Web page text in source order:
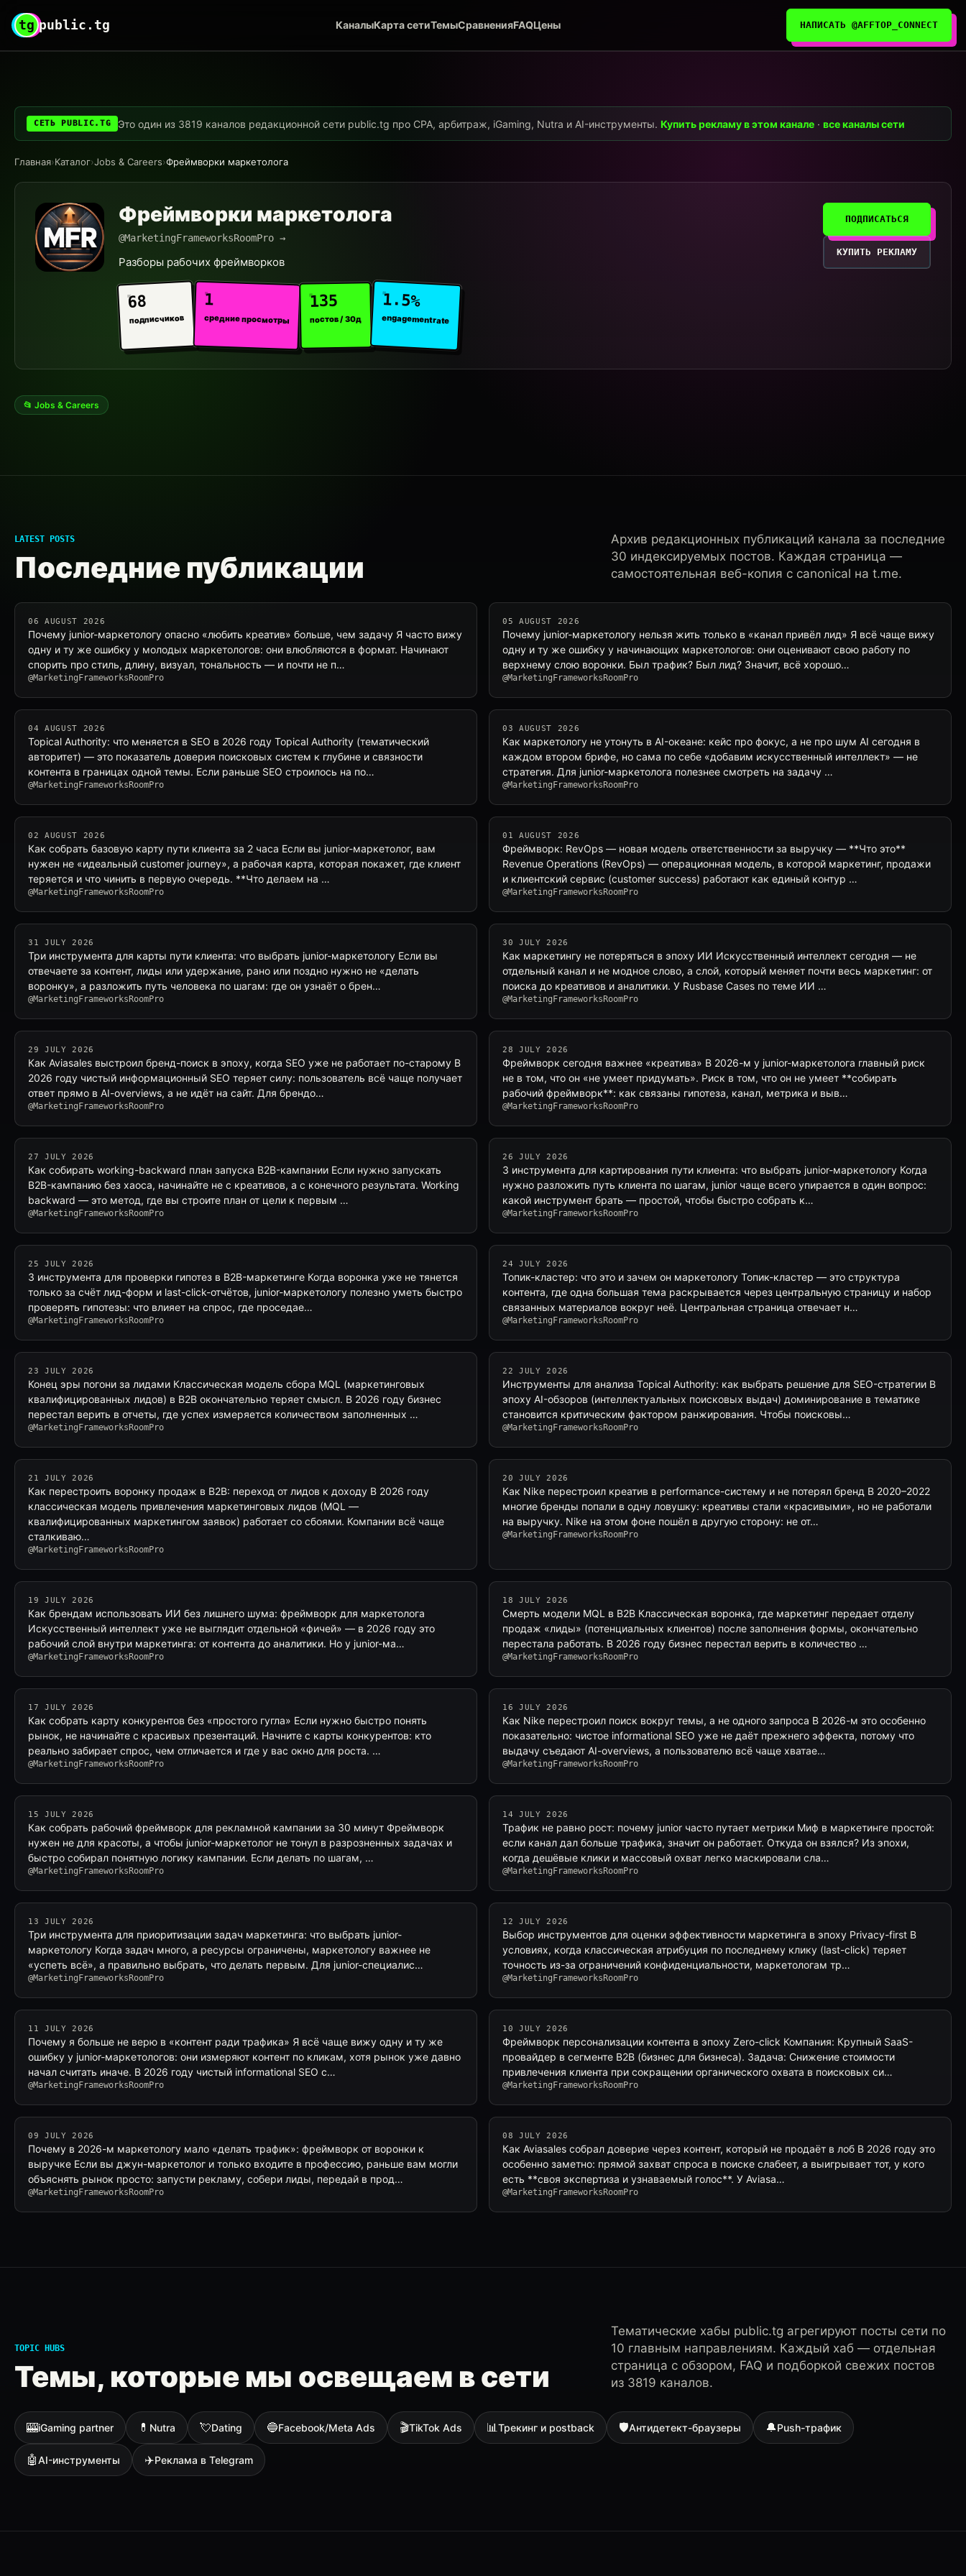
tg public.tg КаналыКарта сетиТемыСравненияFAQЦены НАПИСАТЬ @AFFTOP_CONNECT
СЕТЬ PUBLIC.TG Это один из 3819 каналов редакционной сети public.tg про CPA, арбитраж, iGaming, Nutra и AI-инструменты.Купить рекламу в этом канале ·все каналы сети
Главная›Каталог›Jobs & Careers›Фреймворки маркетолога
Фреймворки маркетолога
@MarketingFrameworksRoomPro →
Разборы рабочих фреймворков
68
подписчиков
1
средние просмотры
135
постов / 30д
1.5%
engagement rate
ПОДПИСАТЬСЯ
КУПИТЬ РЕКЛАМУ
📂 Jobs & Careers
LATEST POSTS
Последние публикации
Архив редакционных публикаций канала за последние
30 индексируемых постов. Каждая страница —
самостоятельная веб-копия с canonical на t.me.
06 AUGUST 2026
Почему junior-маркетологу опасно «любить креатив» больше, чем задачу Я часто вижу
одну и ту же ошибку у молодых маркетологов: они влюбляются в формат. Начинают
спорить про стиль, длину, визуал, тональность — и почти не п…
@MarketingFrameworksRoomPro
05 AUGUST 2026
Почему junior-маркетологу нельзя жить только в «канал привёл лид» Я всё чаще вижу
одну и ту же ошибку у начинающих маркетологов: они оценивают свою работу по
верхнему слою воронки. Был трафик? Был лид? Значит, всё хорошо…
@MarketingFrameworksRoomPro
04 AUGUST 2026
Topical Authority: что меняется в SEO в 2026 году Topical Authority (тематический
авторитет) — это показатель доверия поисковых систем к глубине и связности
контента в границах одной темы. Если раньше SEO строилось на по…
@MarketingFrameworksRoomPro
03 AUGUST 2026
Как маркетологу не утонуть в AI-океане: кейс про фокус, а не про шум AI сегодня в
каждом втором брифе, но сама по себе «добавим искусственный интеллект» — не
стратегия. Для junior-маркетолога полезнее смотреть на задачу …
@MarketingFrameworksRoomPro
02 AUGUST 2026
Как собрать базовую карту пути клиента за 2 часа Если вы junior-маркетолог, вам
нужен не «идеальный customer journey», а рабочая карта, которая покажет, где клиент
теряется и что чинить в первую очередь. **Что делаем на …
@MarketingFrameworksRoomPro
01 AUGUST 2026
Фреймворк: RevOps — новая модель ответственности за выручку — **Что это**
Revenue Operations (RevOps) — операционная модель, в которой маркетинг, продажи
и клиентский сервис (customer success) работают как единый контур …
@MarketingFrameworksRoomPro
31 JULY 2026
Три инструмента для карты пути клиента: что выбрать junior-маркетологу Если вы
отвечаете за контент, лиды или удержание, рано или поздно нужно не «делать
воронку», а разложить путь человека по шагам: где он узнаёт о брен…
@MarketingFrameworksRoomPro
30 JULY 2026
Как маркетингу не потеряться в эпоху ИИ Искусственный интеллект сегодня — не
отдельный канал и не модное слово, а слой, который меняет почти весь маркетинг: от
поиска до креативов и аналитики. У Rusbase Cases по теме ИИ …
@MarketingFrameworksRoomPro
29 JULY 2026
Как Aviasales выстроил бренд-поиск в эпоху, когда SEO уже не работает по-старому В
2026 году чистый информационный SEO теряет силу: пользователь всё чаще получает
ответ прямо в AI-overviews, а не идёт на сайт. Для брендо…
@MarketingFrameworksRoomPro
28 JULY 2026
Фреймворк сегодня важнее «креатива» В 2026-м у junior-маркетолога главный риск
не в том, что он «не умеет придумать». Риск в том, что он не умеет **собирать
рабочий фреймворк**: как связаны гипотеза, канал, метрика и выв…
@MarketingFrameworksRoomPro
27 JULY 2026
Как собирать working-backward план запуска B2B-кампании Если нужно запускать
B2B-кампанию без хаоса, начинайте не с креативов, а с конечного результата. Working
backward — это метод, где вы строите план от цели к первым …
@MarketingFrameworksRoomPro
26 JULY 2026
3 инструмента для картирования пути клиента: что выбрать junior-маркетологу Когда
нужно разложить путь клиента по шагам, junior чаще всего упирается в один вопрос:
какой инструмент брать — простой, чтобы быстро собрать к…
@MarketingFrameworksRoomPro
25 JULY 2026
3 инструмента для проверки гипотез в B2B-маркетинге Когда воронка уже не тянется
только за счёт лид-форм и last-click-отчётов, junior-маркетологу полезно уметь быстро
проверять гипотезы: что влияет на спрос, где проседае…
@MarketingFrameworksRoomPro
24 JULY 2026
Топик-кластер: что это и зачем он маркетологу Топик-кластер — это структура
контента, где одна большая тема раскрывается через центральную страницу и набор
связанных материалов вокруг неё. Центральная страница отвечает н…
@MarketingFrameworksRoomPro
23 JULY 2026
Конец эры погони за лидами Классическая модель сбора MQL (маркетинговых
квалифицированных лидов) в B2B окончательно теряет смысл. В 2026 году бизнес
перестал верить в отчеты, где успех измеряется количеством заполненных …
@MarketingFrameworksRoomPro
22 JULY 2026
Инструменты для анализа Topical Authority: как выбрать решение для SEO-стратегии В
эпоху AI-обзоров (интеллектуальных поисковых выдач) доминирование в тематике
становится критическим фактором ранжирования. Чтобы поисковы…
@MarketingFrameworksRoomPro
21 JULY 2026
Как перестроить воронку продаж в B2B: переход от лидов к доходу В 2026 году
классическая модель привлечения маркетинговых лидов (MQL —
квалифицированных маркетингом заявок) работает со сбоями. Компании всё чаще
сталкиваю…
@MarketingFrameworksRoomPro
20 JULY 2026
Как Nike перестроил креатив в performance-систему и не потерял бренд В 2020–2022
многие бренды попали в одну ловушку: креативы стали «красивыми», но не работали
на выручку. Nike на этом фоне пошёл в другую сторону: не от…
@MarketingFrameworksRoomPro
19 JULY 2026
Как брендам использовать ИИ без лишнего шума: фреймворк для маркетолога
Искусственный интеллект уже не выглядит отдельной «фичей» — в 2026 году это
рабочий слой внутри маркетинга: от контента до аналитики. Но у junior-ма…
@MarketingFrameworksRoomPro
18 JULY 2026
Смерть модели MQL в B2B Классическая воронка, где маркетинг передает отделу
продаж «лиды» (потенциальных клиентов) после заполнения формы, окончательно
перестала работать. В 2026 году бизнес перестал верить в количество …
@MarketingFrameworksRoomPro
17 JULY 2026
Как собрать карту конкурентов без «простого гугла» Если нужно быстро понять
рынок, не начинайте с красивых презентаций. Начните с карты конкурентов: кто
реально забирает спрос, чем отличается и где у вас окно для роста. …
@MarketingFrameworksRoomPro
16 JULY 2026
Как Nike перестроил поиск вокруг темы, а не одного запроса В 2026-м это особенно
показательно: чистое informational SEO уже не даёт прежнего эффекта, потому что
выдачу съедают AI-overviews, а пользователю всё чаще хватае…
@MarketingFrameworksRoomPro
15 JULY 2026
Как собрать рабочий фреймворк для рекламной кампании за 30 минут Фреймворк
нужен не для красоты, а чтобы junior-маркетолог не тонул в разрозненных задачах и
быстро собирал понятную логику кампании. Если делать по шагам, …
@MarketingFrameworksRoomPro
14 JULY 2026
Трафик не равно рост: почему junior часто путает метрики Миф в маркетинге простой:
если канал дал больше трафика, значит он работает. Откуда он взялся? Из эпохи,
когда дешёвые клики и массовый охват легко маскировали сла…
@MarketingFrameworksRoomPro
13 JULY 2026
Три инструмента для приоритизации задач маркетинга: что выбрать junior-
маркетологу Когда задач много, а ресурсы ограничены, маркетологу важнее не
«успеть всё», а правильно выбрать, что делать первым. Для junior-специалис…
@MarketingFrameworksRoomPro
12 JULY 2026
Выбор инструментов для оценки эффективности маркетинга в эпоху Privacy-first В
условиях, когда классическая атрибуция по последнему клику (last-click) теряет
точность из-за ограничений конфиденциальности, маркетологам тр…
@MarketingFrameworksRoomPro
11 JULY 2026
Почему я больше не верю в «контент ради трафика» Я всё чаще вижу одну и ту же
ошибку у junior-маркетологов: они измеряют контент по кликам, хотя рынок уже давно
начал считать иначе. В 2026 году чистый informational SEO с…
@MarketingFrameworksRoomPro
10 JULY 2026
Фреймворк персонализации контента в эпоху Zero-click Компания: Крупный SaaS-
провайдер в сегменте B2B (бизнес для бизнеса). Задача: Снижение стоимости
привлечения клиента при сокращении органического охвата в поисковых си…
@MarketingFrameworksRoomPro
09 JULY 2026
Почему в 2026-м маркетологу мало «делать трафик»: фреймворк от воронки к
выручке Если вы джун-маркетолог и только входите в профессию, раньше вам могли
объяснять рынок просто: запусти рекламу, собери лиды, передай в прод…
@MarketingFrameworksRoomPro
08 JULY 2026
Как Aviasales собрал доверие через контент, который не продаёт в лоб В 2026 году это
особенно заметно: прямой захват спроса в поиске слабеет, а выигрывает тот, у кого
есть **своя экспертиза и узнаваемый голос**. У Aviasa…
@MarketingFrameworksRoomPro
TOPIC HUBS
Темы, которые мы освещаем в сети
Тематические хабы public.tg агрегируют посты сети по
10 главным направлениям. Каждый хаб — отдельная
страница с обзором, FAQ и подборкой свежих постов
из 3819 каналов.
🎰iGaming partner 💊 Nutra 💘Dating 🔵Facebook/Meta Ads 🎬TikTok Ads 📊Трекинг и postback 🛡Антидетект-браузеры 🔔Push-трафик
🤖AI-инструменты ✈️Реклама в Telegram